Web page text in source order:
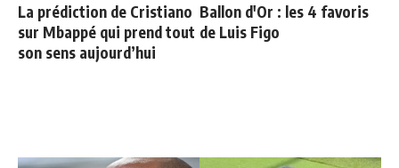
La prédiction de Cristiano
sur Mbappé qui prend tout
son sens aujourd’hui
Ballon d'Or : les 4 favoris
de Luis Figo